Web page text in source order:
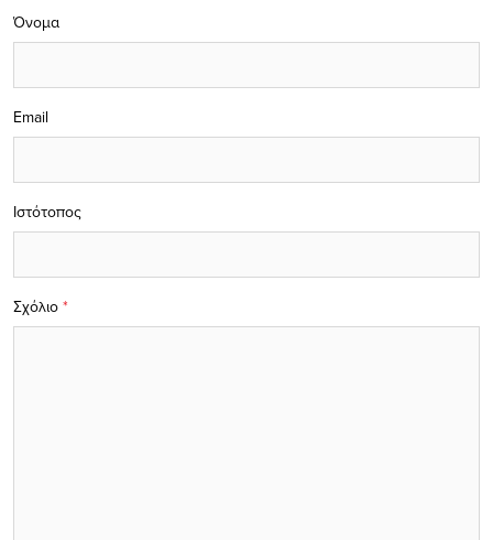
Σχόλιο *
Όνομα
Email
Ιστότοπος